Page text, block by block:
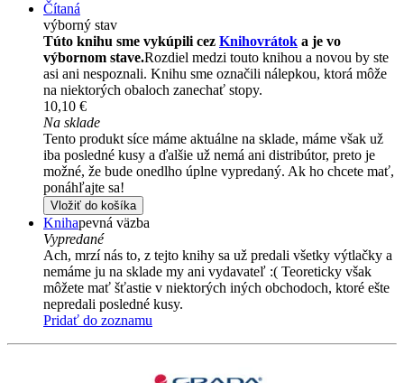
Čítaná
výborný stav
Túto knihu sme vykúpili cez Knihovrátok a je vo
výbornom stave.Rozdiel medzi touto knihou a novou by ste
asi ani nespoznali. Knihu sme označili nálepkou, ktorá môže
na niektorých obaloch zanechať stopy.
10,10 €
Na sklade
Tento produkt síce máme aktuálne na sklade, máme však už
iba posledné kusy a ďalšie už nemá ani distribútor, preto je
možné, že bude onedlho úplne vypredaný. Ak ho chcete mať,
ponáhľajte sa!
Vložiť do košíka
Knihapevná väzba
Vypredané
Ach, mrzí nás to, z tejto knihy sa už predali všetky výtlačky a
nemáme ju na sklade my ani vydavateľ :( Teoreticky však
môžete mať šťastie v niektorých iných obchodoch, ktoré ešte
nepredali posledné kusy.
Pridať do zoznamu